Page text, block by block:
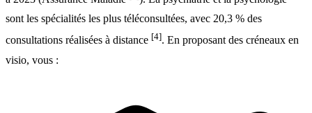
sont les spécialités les plus téléconsultées, avec 20,3 % des
consultations réalisées à distance [4]. En proposant des créneaux en
visio, vous :